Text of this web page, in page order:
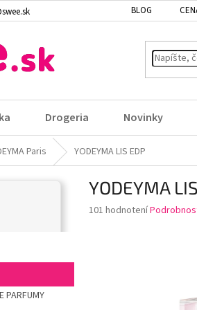
BLOG
Drogeria Novinky
Paris YODEYMA LIS EDP
PARFUMY
YODEYMA
Priemerné
101 hodnotení